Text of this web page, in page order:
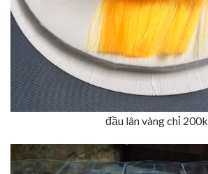
đầu lân vàng chỉ 200k